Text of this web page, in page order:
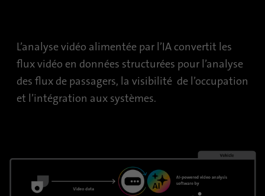
L’analyse vidéo alimentée par l’IA convertit les
flux vidéo en données structurées pour l’analyse
des flux de passagers, la visibilité de l’occupation
et l’intégration aux systèmes.
Nom _gat_gtag_UA_120925527_1
Fournisseur Google Analytics
Durée 1 minute
Nom